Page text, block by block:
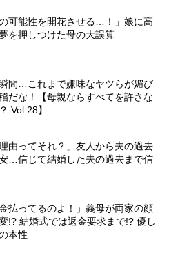
の可能性を開花させる…！」娘に高
を押しつけた母の大誤算
間…これまで嫌味なヤツらが媚び
だな！【母親ならすべてを許さな
Vol.28】
由ってそれ？」友人から夫の過去
…信じて結婚した夫の過去まで信
払ってるのよ！」義母が両家の顔
!? 結婚式では返金要求まで!? 優し
本性